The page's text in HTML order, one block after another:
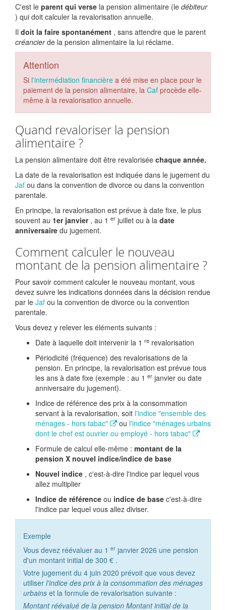
C'est le parent qui verse la pension alimentaire (le débiteur
) qui doit calculer la revalorisation annuelle.
Il doit la faire spontanément , sans attendre que le parent
créancier de la pension alimentaire la lui réclame.
Attention
Si l'intermédiation financière a été mise en place pour le
paiement de la pension alimentaire, la Caf procède elle-
même à la revalorisation annuelle.
Quand revaloriser la pension
alimentaire ?
La pension alimentaire doit être revalorisée chaque année.
La date de la revalorisation est indiquée dans le jugement du
Jaf ou dans la convention de divorce ou dans la convention
parentale.
En principe, la revalorisation est prévue à date fixe, le plus
souvent au 1er janvier , au 1 er juillet ou à la date
anniversaire du jugement.
Comment calculer le nouveau
montant de la pension alimentaire ?
Pour savoir comment calculer le nouveau montant, vous
devez suivre les indications données dans la décision rendue
par le Jaf ou la convention de divorce ou la convention
parentale.
Vous devez y relever les éléments suivants :
Date à laquelle doit intervenir la 1 re revalorisation
Périodicité (fréquence) des revalorisations de la
pension. En principe, la revalorisation est prévue tous
les ans à date fixe (exemple : au 1 er janvier ou date
anniversaire du jugement).
Indice de référence des prix à la consommation
servant à la revalorisation, soit l'indice "ensemble des
ménages - hors tabac"
ou l'indice "ménages urbains
dont le chef est ouvrier ou employé - hors tabac"
Formule de calcul elle-même : montant de la
pension X nouvel indice/indice de base
Nouvel indice , c'est-à-dire l'indice par lequel vous
allez multiplier
Indice de référence ou indice de base c'est-à-dire
l'indice par lequel vous allez diviser.
Exemple
Vous devez réévaluer au 1 er janvier 2026 une pension
d'un montant initial de 300 € .
Votre jugement du 4 juin 2020 prévoit que vous devez
utiliser l'indice des prix à la consommation des ménages
urbains et la formule de revalorisation suivante :
Montant réévalué de la pension Montant initial de la